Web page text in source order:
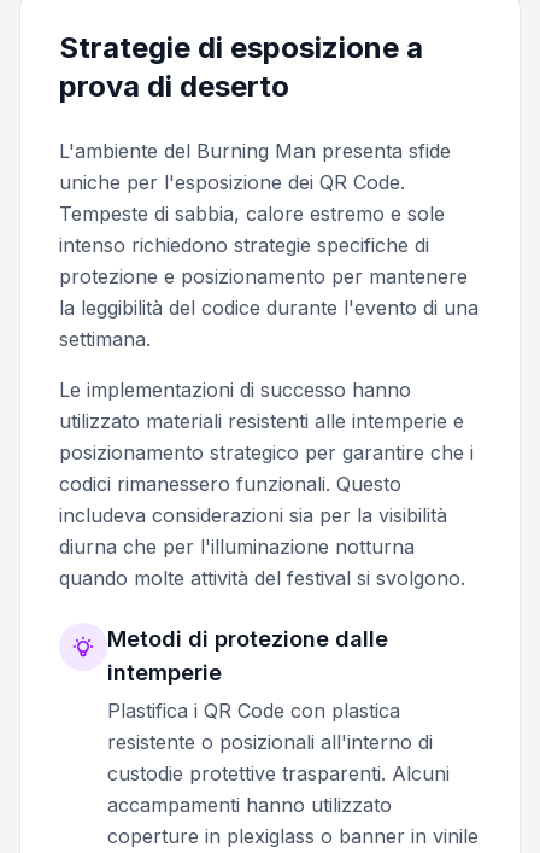
Strategie di esposizione a
prova di deserto
L'ambiente del Burning Man presenta sfide
uniche per l'esposizione dei QR Code.
Tempeste di sabbia, calore estremo e sole
intenso richiedono strategie specifiche di
protezione e posizionamento per mantenere
la leggibilità del codice durante l'evento di una
settimana.
Le implementazioni di successo hanno
utilizzato materiali resistenti alle intemperie e
posizionamento strategico per garantire che i
codici rimanessero funzionali. Questo
includeva considerazioni sia per la visibilità
diurna che per l'illuminazione notturna
quando molte attività del festival si svolgono.
Metodi di protezione dalle
intemperie
Plastifica i QR Code con plastica
resistente o posizionali all'interno di
custodie protettive trasparenti. Alcuni
accampamenti hanno utilizzato
coperture in plexiglass o banner in vinile